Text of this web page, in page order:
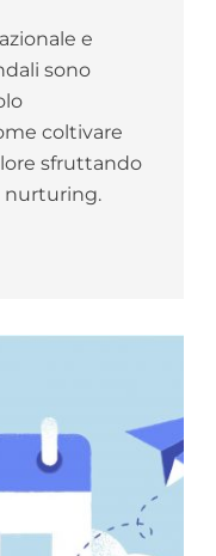
e
sono
coltivare
sfruttando
nurturing.